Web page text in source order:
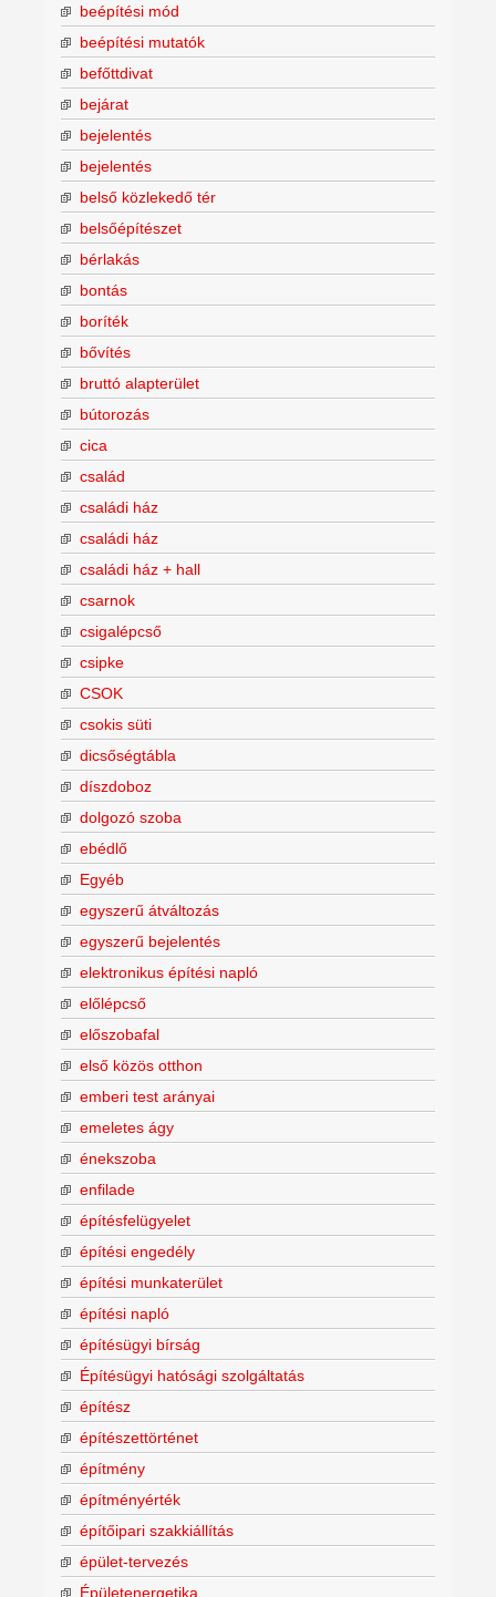
beépítési mód
beépítési mutatók
befőttdivat
bejárat
bejelentés
bejelentés
belső közlekedő tér
belsőépítészet
bérlakás
bontás
boríték
bővítés
bruttó alapterület
bútorozás
cica
család
családi ház
családi ház
családi ház + hall
csarnok
csigalépcső
csipke
CSOK
csokis süti
dicsőségtábla
díszdoboz
dolgozó szoba
ebédlő
Egyéb
egyszerű átváltozás
egyszerű bejelentés
elektronikus építési napló
előlépcső
előszobafal
első közös otthon
emberi test arányai
emeletes ágy
énekszoba
enfilade
építésfelügyelet
építési engedély
építési munkaterület
építési napló
építésügyi bírság
Építésügyi hatósági szolgáltatás
építész
építészettörténet
építmény
építményérték
építőipari szakkiállítás
épület-tervezés
Épületenergetika